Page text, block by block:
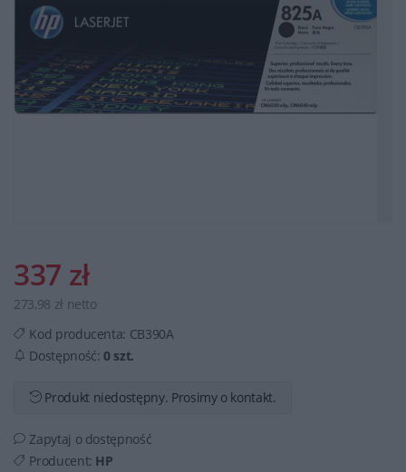
337 zł
273,98 zł netto
Kod producenta: CB390A
Dostępność:0 szt.
Produkt niedostępny. Prosimy o kontakt.
Zapytaj o dostępność
Producent: HP